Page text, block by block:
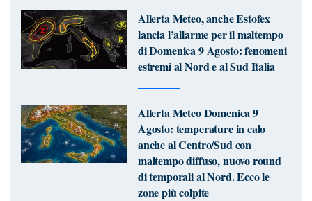
Allerta Meteo, anche Estofex
lancia l’allarme per il maltempo
di Domenica 9 Agosto: fenomeni
estremi al Nord e al Sud Italia
Allerta Meteo Domenica 9
Agosto: temperature in calo
anche al Centro/Sud con
maltempo diffuso, nuovo round
di temporali al Nord. Ecco le
zone più colpite